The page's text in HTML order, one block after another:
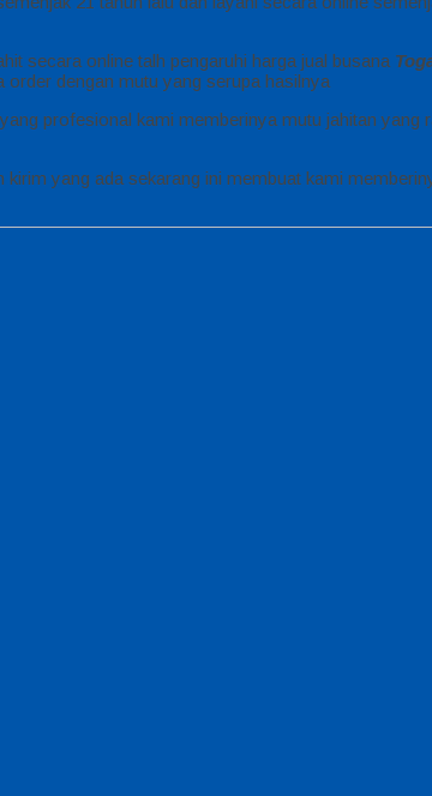
secara online talh pengaruhi harga jual busana
dengan mutu yang serupa hasilnya
profesional kami memberinya mutu jahitan yang
yang ada sekarang ini membuat kami